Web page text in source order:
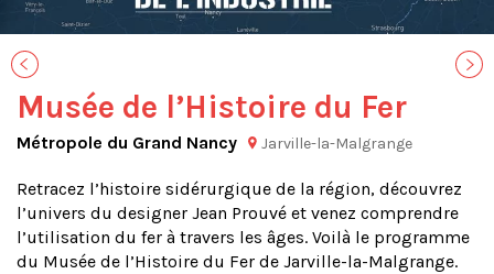
Musée de l’Histoire du Fer
Métropole du Grand Nancy Jarville-la-Malgrange
Retracez l’histoire sidérurgique de la région, découvrez
l’univers du designer Jean Prouvé et venez comprendre
l’utilisation du fer à travers les âges. Voilà le programme
du Musée de l’Histoire du Fer de Jarville-la-Malgrange.